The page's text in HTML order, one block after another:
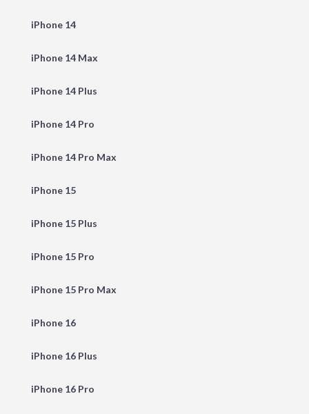
iPhone 14
iPhone 14 Max
iPhone 14 Plus
iPhone 14 Pro
iPhone 14 Pro Max
iPhone 15
iPhone 15 Plus
iPhone 15 Pro
iPhone 15 Pro Max
iPhone 16
iPhone 16 Plus
iPhone 16 Pro